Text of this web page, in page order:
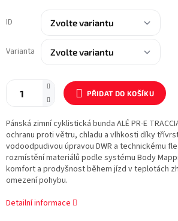
ID
Varianta
PŘIDAT DO KOŠÍKU
Pánská zimní cyklistická bunda ALÉ PR-E
ochranu proti větru, chladu a vlhkosti díky
vodoodpudivou úpravou DWR a technickému
rozmístění materiálů podle systému Body
komfort a prodyšnost během jízd v teplotách
omezení pohybu.
Detailní informace